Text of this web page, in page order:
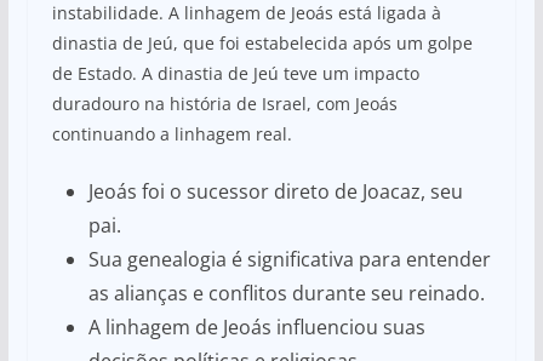
instabilidade. A linhagem de Jeoás está ligada à
dinastia de Jeú, que foi estabelecida após um golpe
de Estado. A dinastia de Jeú teve um impacto
duradouro na história de Israel, com Jeoás
continuando a linhagem real.
Jeoás foi o sucessor direto de Joacaz, seu
pai.
Sua genealogia é significativa para entender
as alianças e conflitos durante seu reinado.
A linhagem de Jeoás influenciou suas